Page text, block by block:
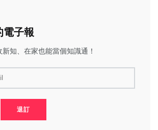
電子報
知、在家也能當個知識通！
退訂